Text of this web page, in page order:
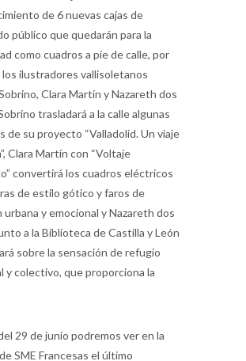
de 6 nuevas cajas de
público que quedarán para la
como cuadros a pie de calle, por
ilustradores vallisoletanos
Clara Martín y Nazareth dos
trasladará a la calle algunas
de su proyecto “Valladolid. Un viaje
Clara Martín con “Voltaje
convertirá los cuadros eléctricos
de estilo gótico y faros de
y emocional y Nazareth dos
a la Biblioteca de Castilla y León
sobre la sensación de refugio
y colectivo, que proporciona la
29 de junio podremos ver en la
SME Francesas el último